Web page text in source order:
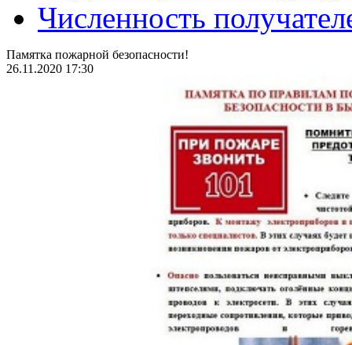
Численность
Памятка пожарной безопасности!
26.11.2020 17:30